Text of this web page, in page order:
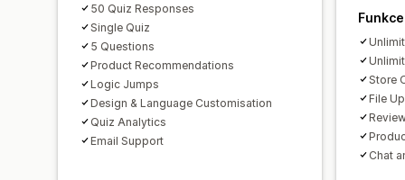
50 Quiz Responses
Single Quiz
5 Questions
Product Recommendations
Logic Jumps
Design & Language Customisation
Quiz Analytics
Email Support
Funkce
Store
File
Chat